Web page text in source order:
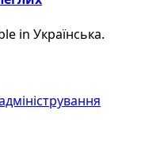
in Українська.